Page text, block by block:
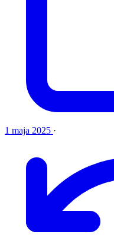
1 maja 2025 ·